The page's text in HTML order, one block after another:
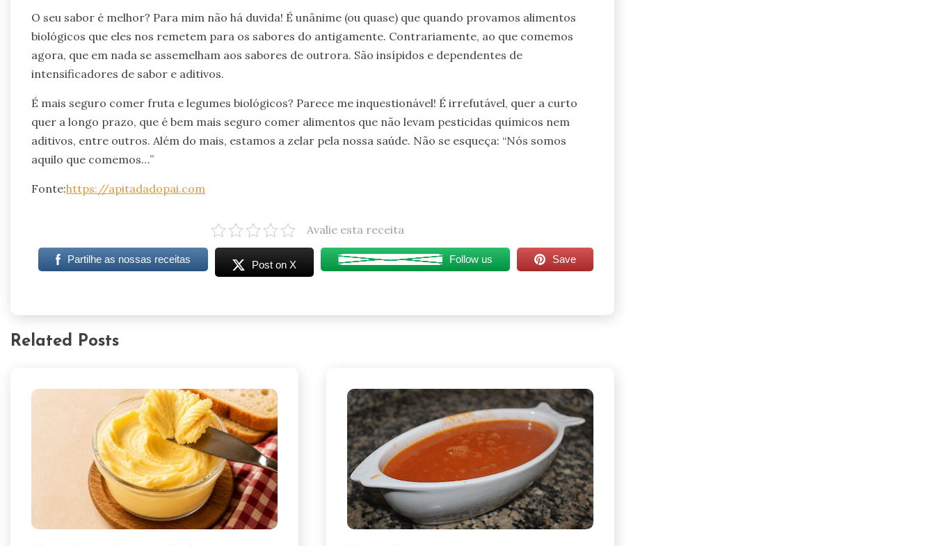
O seu sabor é melhor? Para mim não há duvida! É unânime (ou quase) que quando provamos alimentos
biológicos que eles nos remetem para os sabores do antigamente. Contrariamente, ao que comemos
agora, que em nada se assemelham aos sabores de outrora. São insípidos e dependentes de
intensificadores de sabor e aditivos.
É mais seguro comer fruta e legumes biológicos? Parece me inquestionável! É irrefutável, quer a curto
quer a longo prazo, que é bem mais seguro comer alimentos que não levam pesticidas químicos nem
aditivos, entre outros. Além do mais, estamos a zelar pela nossa saúde. Não se esqueça: “Nós somos
aquilo que comemos…”
Fonte:https://apitadadopai.com
Avalie esta receita
Partilhe as nossas receitas Post on X Follow us Save
Related Posts